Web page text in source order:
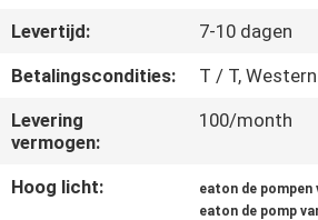
VERZOEK
OM EEN
CITAAT
SITEMAP
Levertijd:
7-10 dagen
Betalingscondities:
T / T,
Levering
vermogen:
100/month
Hoog licht: eaton de pompen
eaton de pomp